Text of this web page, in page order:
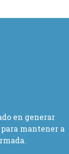
en generar
mantener a